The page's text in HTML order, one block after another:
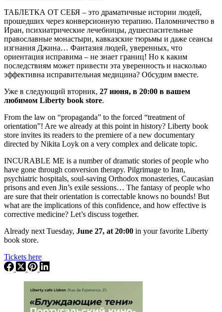
ТАБЛЕТКА ОТ СЕБЯ – это драматичные истории людей,
прошедших через конверсионную терапию. Паломничество в
Иран, психиатрические лечебницы, душеспасительные
православные монастыри, кавказские тюрьмы и даже сеансы
изгнания Джина… Фантазия людей, уверенных, что
ориентация исправима – не знает границ! Но к каким
последствиям может привести эта уверенность и насколько
эффективна исправительная медицина? Обсудим вместе.
Уже в следующий вторник, 27 июня, в 20:00 в вашем
любимом Liberty book store.
From the law on “propaganda” to the forced “treatment of
orientation”! Are we already at this point in history? Liberty book
store invites its readers to the premiere of a new documentary
directed by Nikita Loyk on a very complex and delicate topic.
INCURABLE ME is a number of dramatic stories of people who
have gone through conversion therapy. Pilgrimage to Iran,
psychiatric hospitals, soul-saving Orthodox monasteries, Caucasian
prisons and even Jin’s exile sessions… The fantasy of people who
are sure that their orientation is correctable knows no bounds! But
what are the implications of this confidence, and how effective is
corrective medicine? Let’s discuss together.
Already next Tuesday, June 27, at 20:00 in your favorite Liberty
book store.
Tickets here